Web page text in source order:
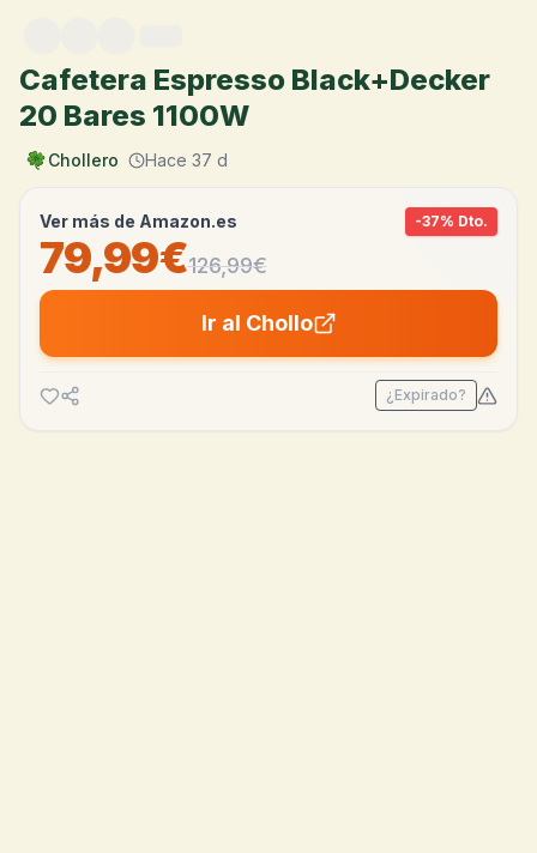
Cafetera Espresso Black+Decker
20 Bares 1100W
Chollero Hace 37 d
Ver más de Amazon.es -37% Dto.
79,99€126,99€
Ir al Chollo
¿Expirado?